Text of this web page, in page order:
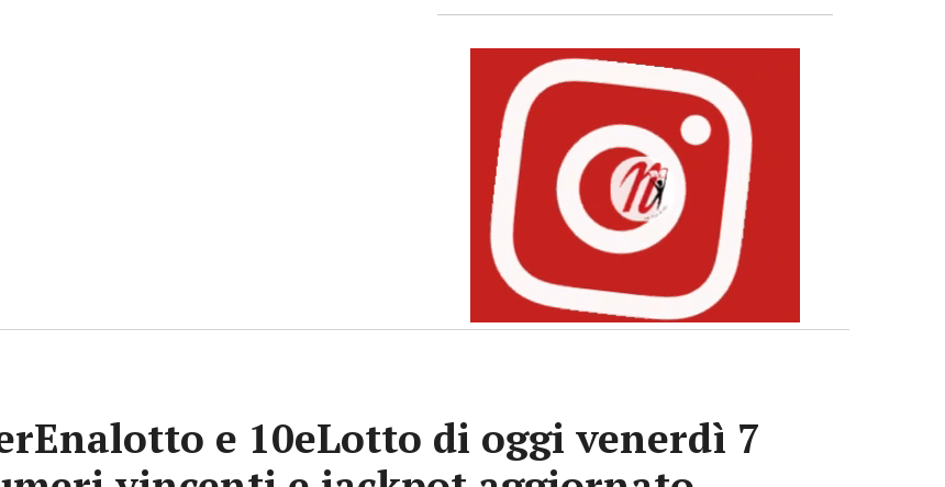
e 10eLotto di oggi venerdì 7